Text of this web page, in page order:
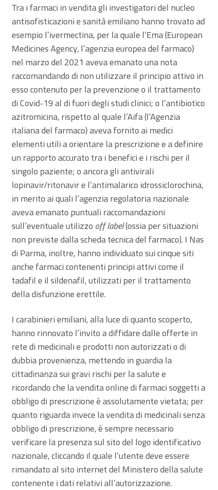
Tra i farmaci in vendita gli investigatori del nucleo
antisofisticazioni e sanità emiliano hanno trovato ad
esempio l’ivermectina, per la quale l’Ema (European
Medicines Agency,l’agenzia europea del farmaco)
nel marzo del 2021 aveva emanato una nota
raccomandando di non utilizzare il principio attivo in
esso contenuto per la prevenzione o il trattamento
di Covid-19 al di fuori degli studi clinici; o l’antibiotico
azitromicina, rispetto al quale l’Aifa (l’Agenzia
italiana del farmaco) aveva fornito ai medici
elementi utili a orientare la prescrizione e a definire
un rapporto accurato tra i benefici e i rischi per il
singolo paziente; o ancora gli antivirali
lopinavir/ritonavir e l’antimalarico idrossiclorochina,
in merito ai quali l’agenzia regolatoria nazionale
aveva emanato puntuali raccomandazioni
sull’eventuale utilizzo off label(ossia per situazioni
non previste dalla scheda tecnica del farmaco). I Nas
di Parma, inoltre, hanno individuato sui cinque siti
anche farmaci contenenti principi attivi come il
tadafil e il sildenafil, utilizzati per il trattamento
della disfunzione erettile.
I carabinieri emiliani, alla luce di quanto scoperto,
hanno rinnovato l’invito a diffidare dalle offerte in
rete di medicinali e prodotti non autorizzati o di
dubbia provenienza, mettendo in guardia la
cittadinanza sui gravi rischi per la salute e
ricordando che la vendita online di farmaci soggetti a
obbligo di prescrizione è assolutamente vietata; per
quanto riguarda invece la vendita di medicinali senza
obbligo di prescrizione, è sempre necessario
verificare la presenza sul sito del logo identificativo
nazionale, cliccando il quale l’utente deve essere
rimandato al sito internet del Ministero della salute
contenente i dati relativi all’autorizzazione.